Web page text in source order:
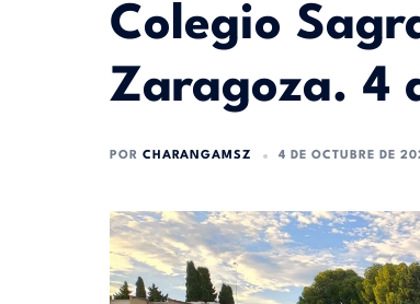
Colegio
Zaragoza. 4
POR CHARANGAMSZ 4 DE OCTUBRE DE